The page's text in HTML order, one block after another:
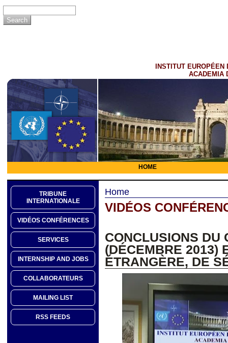
INSTITUT EUROPÉEN
ACADEMIA
HOME
TRIBUNE
INTERNATIONALE
VIDÉOS CONFÉRENCES
SERVICES
INTERNSHIP AND JOBS
COLLABORATEURS
MAILING LIST
RSS FEEDS
Home
VIDÉOS
CONCLUSIONS DU
(DÉCEMBRE 2013)
ÉTRANGÈRE, DE